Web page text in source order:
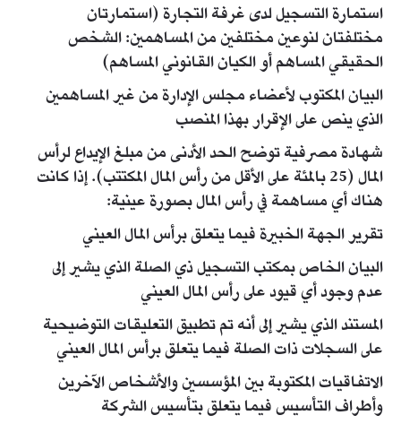
استمارة التسجيل لدى غرفة التجارة (استمارتان
مختلفتان لنوعين مختلفين من المساهمين: الشخص
الحقيقي المساهم أو الكيان القانوني المساهم)
البيان المكتوب لأعضاء مجلس الإدارة من غير المساهمين
الذي ينص على الإقرار بهذا المنصب
شهادة مصرفية توضح الحد الأدنى من مبلغ الإيداع لرأس
المال (25 بالمئة على الأقل من رأس المال المكتتب). إذا كانت
هناك أي مساهمة في رأس المال بصورة عينية:
تقرير الجهة الخبيرة فيما يتعلق برأس المال العيني
البيان الخاص بمكتب التسجيل ذي الصلة الذي يشير إلى
عدم وجود أي قيود على رأس المال العيني
المستند الذي يشير إلى أنه تم تطبيق التعليقات التوضيحية
على السجلات ذات الصلة فيما يتعلق برأس المال العيني
​الاتفاقيات المكتوبة بين المؤسسين والأشخاص الآخرين
وأطراف التأسيس فيما يتعلق بتأسيس الشركة